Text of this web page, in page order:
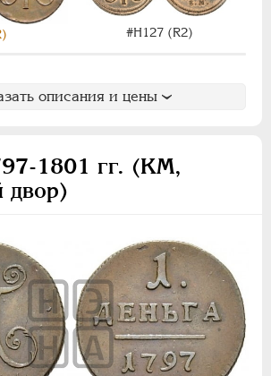
#Н127 (R2)
описания и цены
1801 гг. (КМ,
двор)
1917-1918